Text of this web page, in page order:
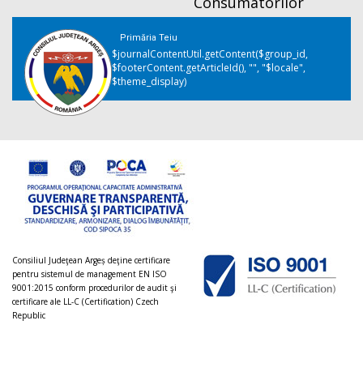
Primăria Teiu
$journalContentUtil.getContent($group_id,
$footerContent.getArticleId(), "", "$locale",
$theme_display)
Consiliul Judeţean Argeș deţine certificare
pentru sistemul de management EN ISO
9001:2015 conform procedurilor de audit şi
certificare ale LL-C (Certification) Czech
Republic